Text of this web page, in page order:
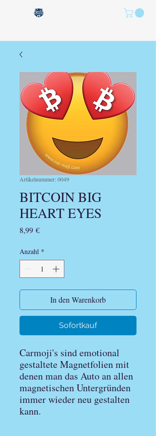
Artikelnummer: 0049
BITCOIN BIG
HEART EYES
8,99 €Preis
Anzahl *
In den Warenkorb
Sofortkauf
Carmoji's sind emotional
gestaltete Magnetfolien mit
denen man das Auto an allen
magnetischen Untergründen
immer wieder neu gestalten
kann.